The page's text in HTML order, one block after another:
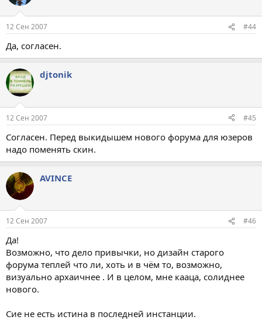
12 Сен 2007 #44
Да, согласен.
djtonik
12 Сен 2007 #45
Согласен. Перед выкидышем нового форума для юзеров
надо поменять скин.
AVINCE
12 Сен 2007 #46
Да!
Возможно, что дело привычки, но дизайн старого
форума теплей что ли, хоть и в чём то, возможно,
визуально архаичнее . И в целом, мне кааца, солиднее
нового.
Сие не есть истина в последней инстанции.